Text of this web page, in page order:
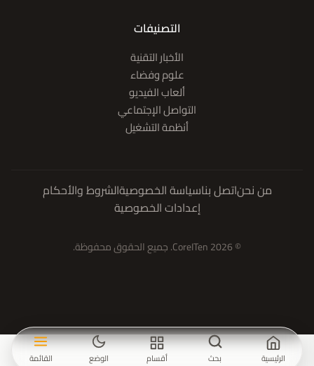
الرئيسية بحث أقسام الوضع القائمة
التصنيفات
الأخبار التقنية
علوم وفضاء
ألعاب الفيديو
التواصل الإجتماعي
أنظمة التشغيل
من نحناتصل بناسياسة الخصوصيةالشروط والأحكام
إعدادات الخصوصية
© 2026 CoreITen. جميع الحقوق محفوظة.